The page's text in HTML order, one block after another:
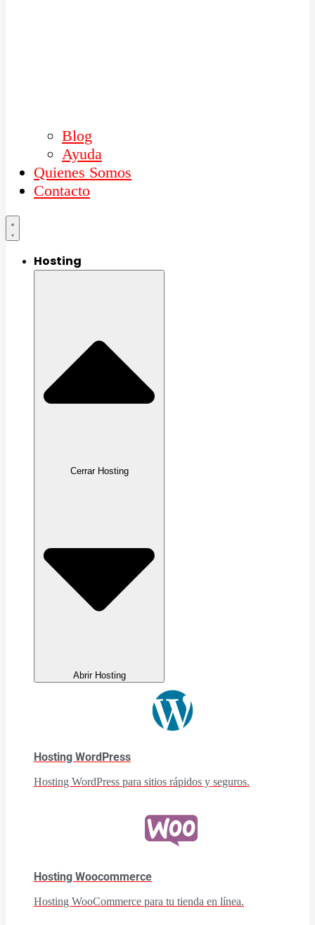
Blog
Ayuda
Quienes Somos
Contacto
Hosting
Cerrar Hosting
Abrir Hosting
Hosting WordPress
Hosting WordPress para sitios rápidos y seguros.
Hosting Woocommerce
Hosting WooCommerce para tu tienda en línea.